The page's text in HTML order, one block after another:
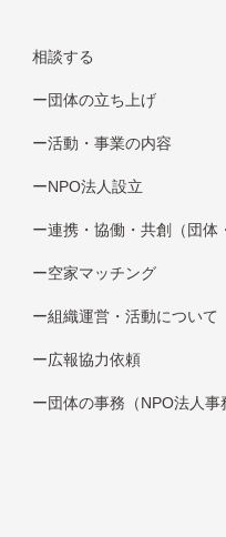
相談する
団体の立ち上げ
活動・事業の内容
NPO法⼈設⽴
連携・協働・共創（団体
空家マッチング
組織運営・活動について
広報協⼒依頼
団体の事務（NPO法人事